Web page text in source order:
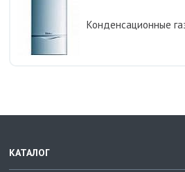
Конденсационные
КАТАЛОГ